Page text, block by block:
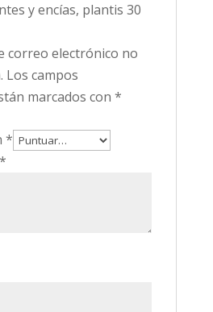
y encías, plantis 30
correo electrónico no
Los campos
marcados con *
*
*